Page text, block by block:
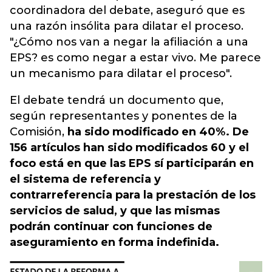
coordinadora del debate, aseguró que es
una razón insólita para dilatar el proceso.
"¿Cómo nos van a negar la afiliación a una
EPS? es como negar a estar vivo. Me parece
un mecanismo para dilatar el proceso".
El debate tendrá un documento que,
según representantes y ponentes de la
Comisión, ha sido modificado en 40%. De
156 artículos han sido modificados 60 y el
foco está en que las EPS sí participarán en
el sistema de referencia y
contrarreferencia para la prestación de los
servicios de salud, y que las mismas
podrán continuar con funciones de
aseguramiento en forma indefinida.